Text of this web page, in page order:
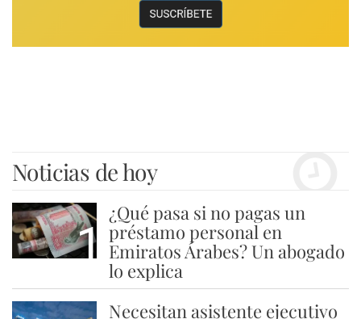
Noticias de hoy
1
¿Qué pasa si no pagas un
préstamo personal en
Emiratos Árabes? Un abogado
lo explica
Necesitan asistente ejecutivo